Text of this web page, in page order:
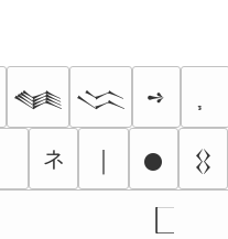
𒈝 𒈱 ➺
ネ 𒊹 𒌐